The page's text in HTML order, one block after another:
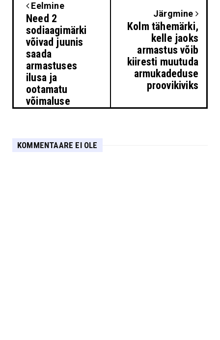
Eelmine
Need 2
sodiaagimärki
võivad juunis
saada
armastuses
ilusa ja
ootamatu
võimaluse
Järgmine
Kolm tähemärki,
kelle jaoks
armastus võib
kiiresti muutuda
armukadeduse
proovikiviks
KOMMENTAARE EI OLE